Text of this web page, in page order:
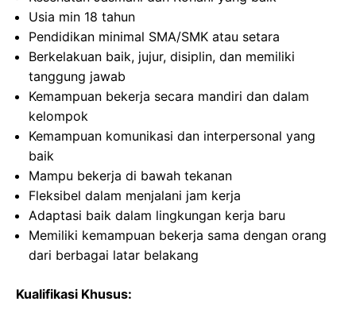
Usia min 18 tahun
Pendidikan minimal SMA/SMK atau setara
Berkelakuan baik, jujur, disiplin, dan memiliki
tanggung jawab
Kemampuan bekerja secara mandiri dan dalam
kelompok
Kemampuan komunikasi dan interpersonal yang
baik
Mampu bekerja di bawah tekanan
Fleksibel dalam menjalani jam kerja
Adaptasi baik dalam lingkungan kerja baru
Memiliki kemampuan bekerja sama dengan orang
dari berbagai latar belakang
Kualifikasi Khusus: